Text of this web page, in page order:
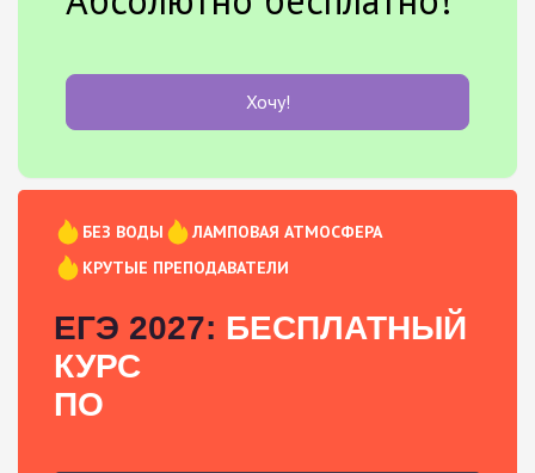
Хочу!
БЕЗ ВОДЫ
ЛАМПОВАЯ АТМОСФЕРА
КРУТЫЕ ПРЕПОДАВАТЕЛИ
ЕГЭ 2027: БЕСПЛАТНЫЙ
КУРС
ПО